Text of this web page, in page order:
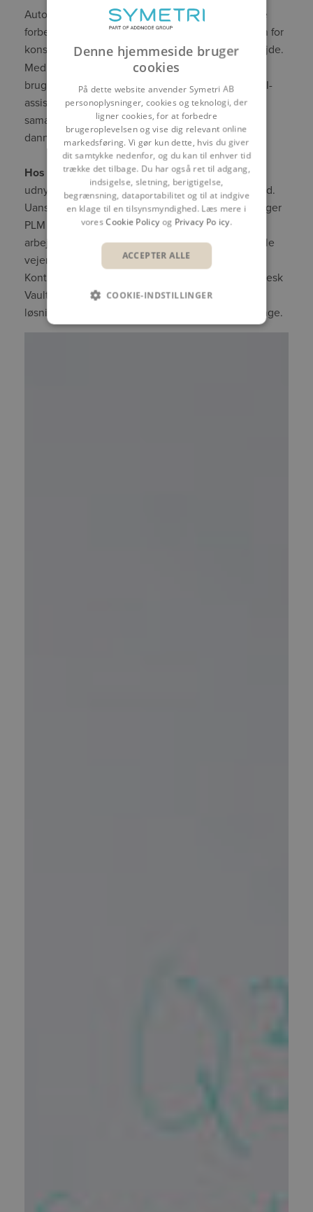
Autodesk Vault 2027 leverer tydelige og praktiske
forbedringer, der understøtter arbejdsgange inden for
konstruktion og datahåndtering i det daglige arbejde.
Med forbedret håndtering af egenskaber, øget
brugervenlighed, dybere PLM-integration og en AI-
assistent bidrager denne version til mere effektivt
samarbejde i teams og øget tillid til de data, der
danner grundlag for beslutningstagningen.
Hos Symetrihjælper vi jer med at opgradere og
udnytte værdien af jeres konstruktionsdata fuldt ud.
Uanset om I overvejer Vault 2027,kurser,planlægger
PLM eller ønsker at optimere eksisterende
arbejdsgange, kan vores konsulenter støtte jer hele
vejen.
Kontakt Symetri for at drøfte opgradering til Autodesk
Vault 2027 samt hvordan Autodesk- og Sovelia
løsninger kan styrke og optimere jeres arbejdsgange.
Denne hjemmeside bruger
cookies
På dette website anvender Symetri AB
personoplysninger, cookies og teknologi, der
ligner cookies, for at forbedre
brugeroplevelsen og vise dig relevant online
markedsføring. Vi gør kun dette, hvis du giver
dit samtykke nedenfor, og du kan til enhver tid
trække det tilbage. Du har også ret til adgang,
indsigelse, sletning, berigtigelse,
begrænsning, dataportabilitet og til at indgive
en klage til en tilsynsmyndighed. Læs mere i
voresCookie Policyog Privacy Policy.
ACCEPTER ALLE
COOKIE-INDSTILLINGER